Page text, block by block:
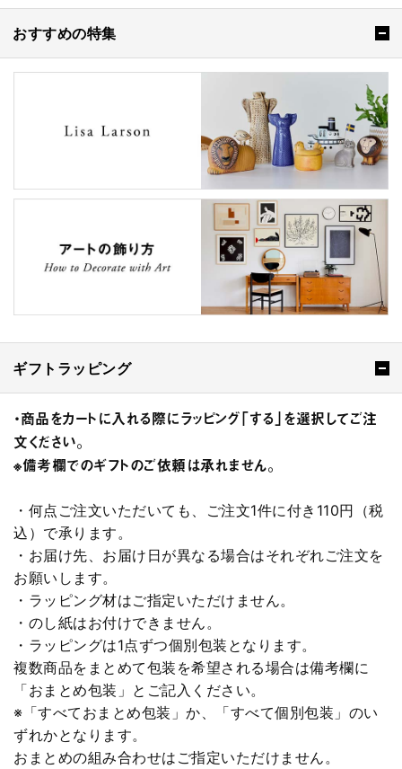
おすすめの特集
ギフトラッピング
・商品をカートに入れる際にラッピング「する」を選択してご注
文ください。
※備考欄でのギフトのご依頼は承れません。
・何点ご注文いただいても、ご注文1件に付き110円（税
込）で承ります。
・お届け先、お届け日が異なる場合はそれぞれご注文を
お願いします。
・ラッピング材はご指定いただけません。
・のし紙はお付けできません。
・ラッピングは1点ずつ個別包装となります。
複数商品をまとめて包装を希望される場合は備考欄に
「おまとめ包装」とご記入ください。
※「すべておまとめ包装」か、「すべて個別包装」のい
ずれかとなります。
おまとめの組み合わせはご指定いただけません。